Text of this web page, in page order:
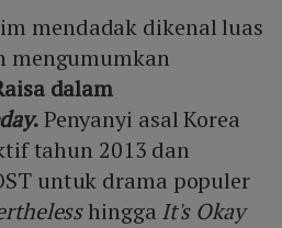
mendadak dikenal luas
mengumumkan
dalam
.Penyanyi asal Korea
tahun 2013 dan
untuk drama populer
hingga It's Okay